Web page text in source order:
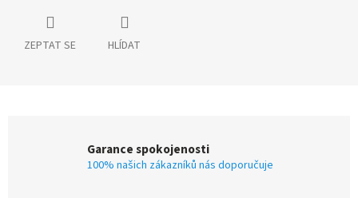
ZEPTAT SE HLÍDAT
Garance spokojenosti
100% našich zákazníků nás doporučuje